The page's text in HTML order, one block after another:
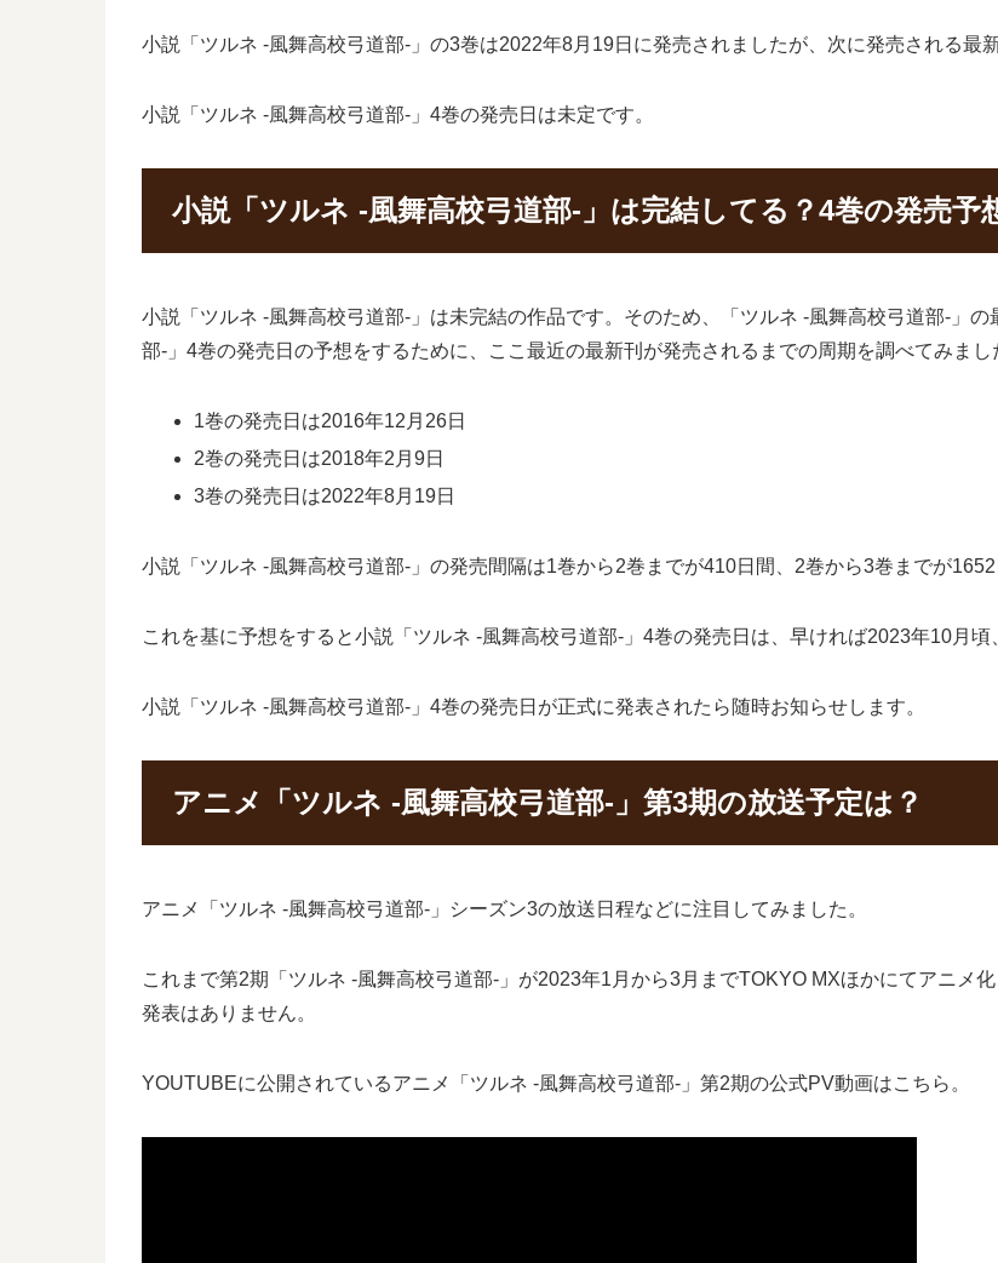
小説「ツルネ -風舞高校弓道部-」の3巻は2022年8月19日に発売されましたが、次に発売される最
小説「ツルネ -風舞高校弓道部-」4巻の発売日は未定です。
小説「ツルネ -風舞高校弓道部-」は完結してる？4巻の発売予
小説「ツルネ -風舞高校弓道部-」は未完結の作品です。そのため、「ツルネ -風舞高校弓道部-」
部-」4巻の発売日の予想をするために、ここ最近の最新刊が発売されるまでの周期を調べてみまし
1巻の発売日は2016年12月26日
2巻の発売日は2018年2月9日
3巻の発売日は2022年8月19日
小説「ツルネ -風舞高校弓道部-」の発売間隔は1巻から2巻までが410日間、2巻から3巻までが1652
これを基に予想をすると小説「ツルネ -風舞高校弓道部-」4巻の発売日は、早ければ2023年10月
小説「ツルネ -風舞高校弓道部-」4巻の発売日が正式に発表されたら随時お知らせします。
アニメ「ツルネ -風舞高校弓道部-」第3期の放送予定は？
アニメ「ツルネ -風舞高校弓道部-」シーズン3の放送日程などに注目してみました。
これまで第2期「ツルネ -風舞高校弓道部-」が2023年1月から3月までTOKYO MXほかにてアニメ
発表はありません。
YOUTUBEに公開されているアニメ「ツルネ -風舞高校弓道部-」第2期の公式PV動画はこちら。